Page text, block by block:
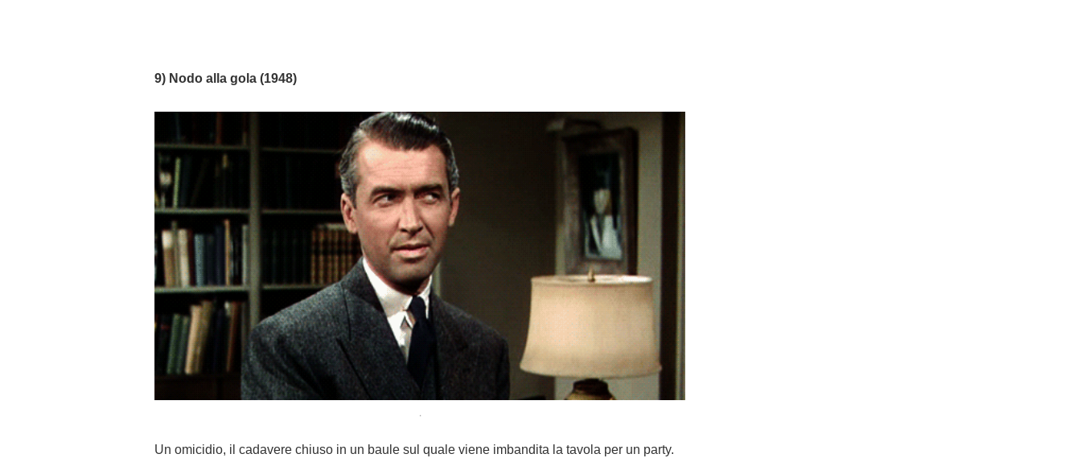
9) Nodo alla gola (1948)
.
Un omicidio, il cadavere chiuso in un baule sul quale viene imbandita la tavola per un party.